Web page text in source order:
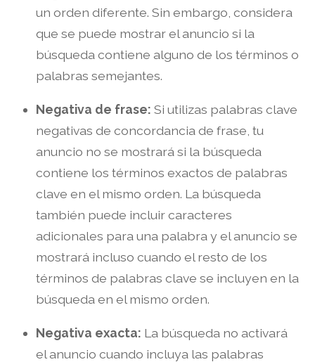
un orden diferente. Sin embargo, considera
que se puede mostrar el anuncio si la
búsqueda contiene alguno de los términos o
palabras semejantes.
Negativa de frase: Si utilizas palabras clave
negativas de concordancia de frase, tu
anuncio no se mostrará si la búsqueda
contiene los términos exactos de palabras
clave en el mismo orden. La búsqueda
también puede incluir caracteres
adicionales para una palabra y el anuncio se
mostrará incluso cuando el resto de los
términos de palabras clave se incluyen en la
búsqueda en el mismo orden.
Negativa exacta: La búsqueda no activará
el anuncio cuando incluya las palabras